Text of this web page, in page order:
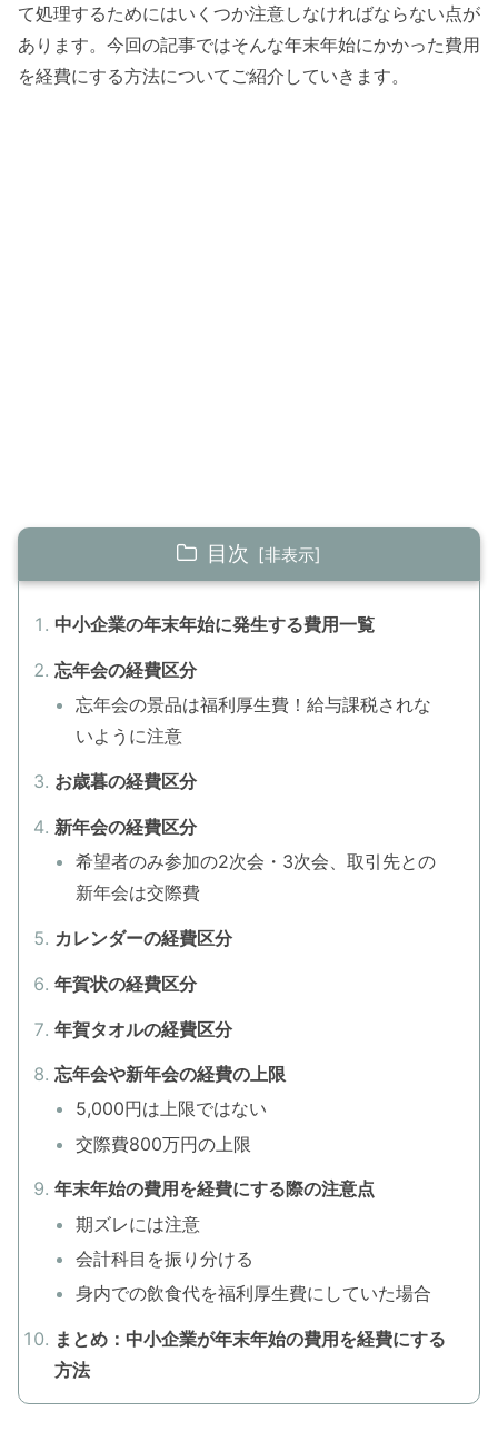
て処理するためにはいくつか注意しなければならない点が
あります。今回の記事ではそんな年末年始にかかった費用
を経費にする方法についてご紹介していきます。
目次
中小企業の年末年始に発生する費用一覧
忘年会の経費区分
忘年会の景品は福利厚生費！給与課税されな
いように注意
お歳暮の経費区分
新年会の経費区分
希望者のみ参加の2次会・3次会、取引先との
新年会は交際費
カレンダーの経費区分
年賀状の経費区分
年賀タオルの経費区分
忘年会や新年会の経費の上限
5,000円は上限ではない
交際費800万円の上限
年末年始の費用を経費にする際の注意点
期ズレには注意
会計科目を振り分ける
身内での飲食代を福利厚生費にしていた場合
まとめ：中小企業が年末年始の費用を経費にする
方法